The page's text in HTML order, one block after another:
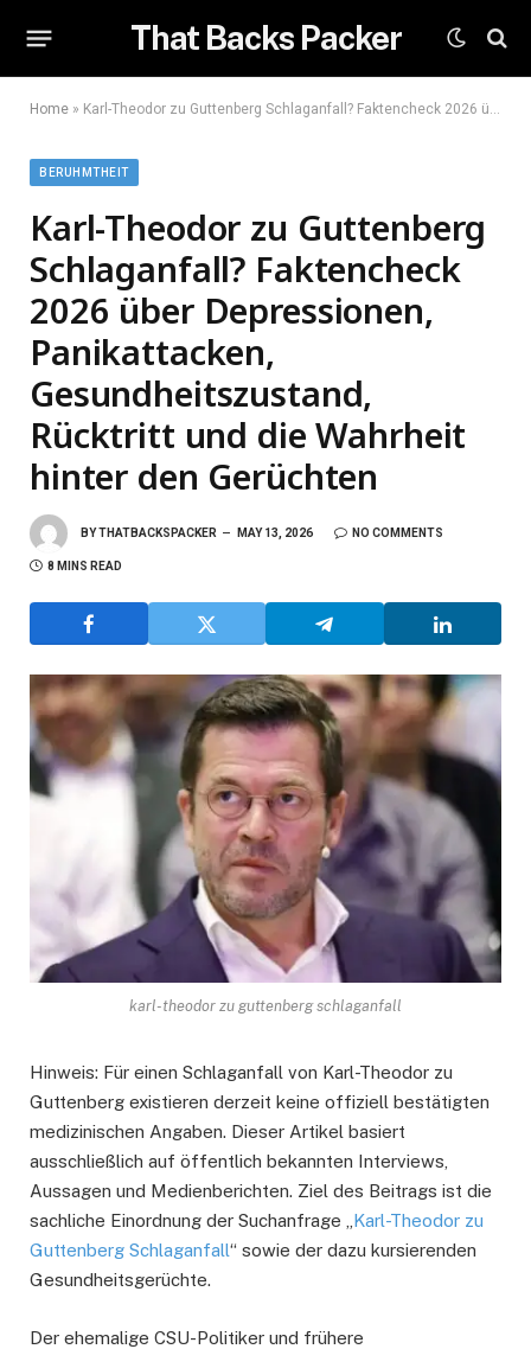
That Backs Packer
Home » Karl-Theodor zu Guttenberg Schlaganfall? Faktencheck 2026 über Depressionen, Panikattacken, Gesundheitszustand, Rücktritt und die Wahrheit hinter den Gerüchten
BERUHMTHEIT
Karl-Theodor zu Guttenberg
Schlaganfall? Faktencheck
2026 über Depressionen,
Panikattacken,
Gesundheitszustand,
Rücktritt und die Wahrheit
hinter den Gerüchten
BYTHATBACKSPACKER MAY 13, 2026 NO COMMENTS
8 MINS READ
karl-theodor zu guttenberg schlaganfall
Hinweis: Für einen Schlaganfall von Karl-Theodor zu
Guttenberg existieren derzeit keine offiziell bestätigten
medizinischen Angaben. Dieser Artikel basiert
ausschließlich auf öffentlich bekannten Interviews,
Aussagen und Medienberichten. Ziel des Beitrags ist die
sachliche Einordnung der Suchanfrage „Karl-Theodor zu
Guttenberg Schlaganfall“ sowie der dazu kursierenden
Gesundheitsgerüchte.
Der ehemalige CSU-Politiker und frühere